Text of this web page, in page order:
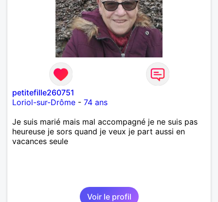
petitefille260751
Loriol-sur-Drôme - 74 ans
Je suis marié mais mal accompagné je ne suis pas
heureuse je sors quand je veux je part aussi en
vacances seule
Voir le profil